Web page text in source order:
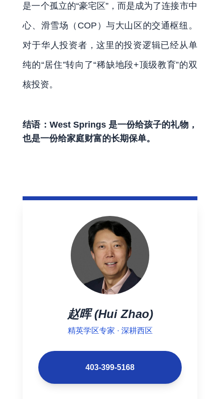
是一个孤立的“豪宅区”，而是成为了连接市中
心、滑雪场（COP）与大山区的交通枢纽。
对于华人投资者，这里的投资逻辑已经从单
纯的“居住”转向了“稀缺地段+顶级教育”的双
核投资。
结语：West Springs 是一份给孩子的礼物，
也是一份给家庭财富的长期保单。
赵晖 (Hui Zhao)
精英学区专家 · 深耕西区
403-399-5168